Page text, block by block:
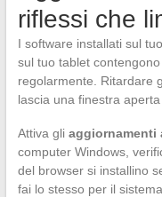
riflessi che
I software installati sul
sul tuo tablet
regolarmente. Ritardare
lascia una finestra aperta
Attiva gli aggiornamenti
computer Windows,
del browser si installino
fai lo stesso per il